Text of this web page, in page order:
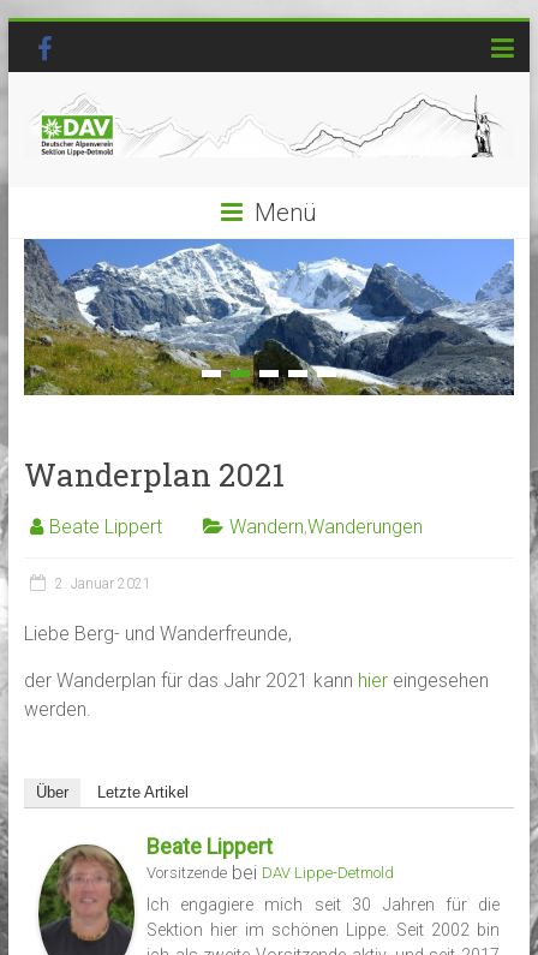
Menü
Wanderplan 2021
Beate Lippert Wandern,Wanderungen
2. Januar 2021
Liebe Berg- und Wanderfreunde,
der Wanderplan für das Jahr 2021 kann hiereingesehen
werden.
Über Letzte Artikel
Beate Lippert
Vorsitzendebei DAV Lippe-Detmold
Ich engagiere mich seit 30 Jahren für die
Sektion hier im schönen Lippe. Seit 2002 bin